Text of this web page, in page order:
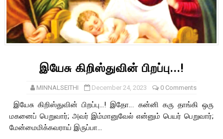
இயேசு கிறிஸ்துவின் பிறப்பு...!
MINNALSEITHI December 24, 2023 0 Comments
இயேசு கிறிஸ்துவின் பிறப்பு...! இதோ… கன்னி கரு தாங்கி ஒரு
மகனைப் பெறுவார்; அவர் இம்மானுவேல் என்னும் பெயர் பெறுவார்;
மேன்மைமிக்கவராய் இருப்பா...